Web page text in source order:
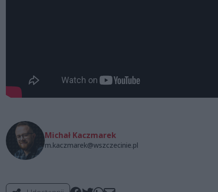
Michał Kaczmarek
m.kaczmarek@wszczecinie.pl